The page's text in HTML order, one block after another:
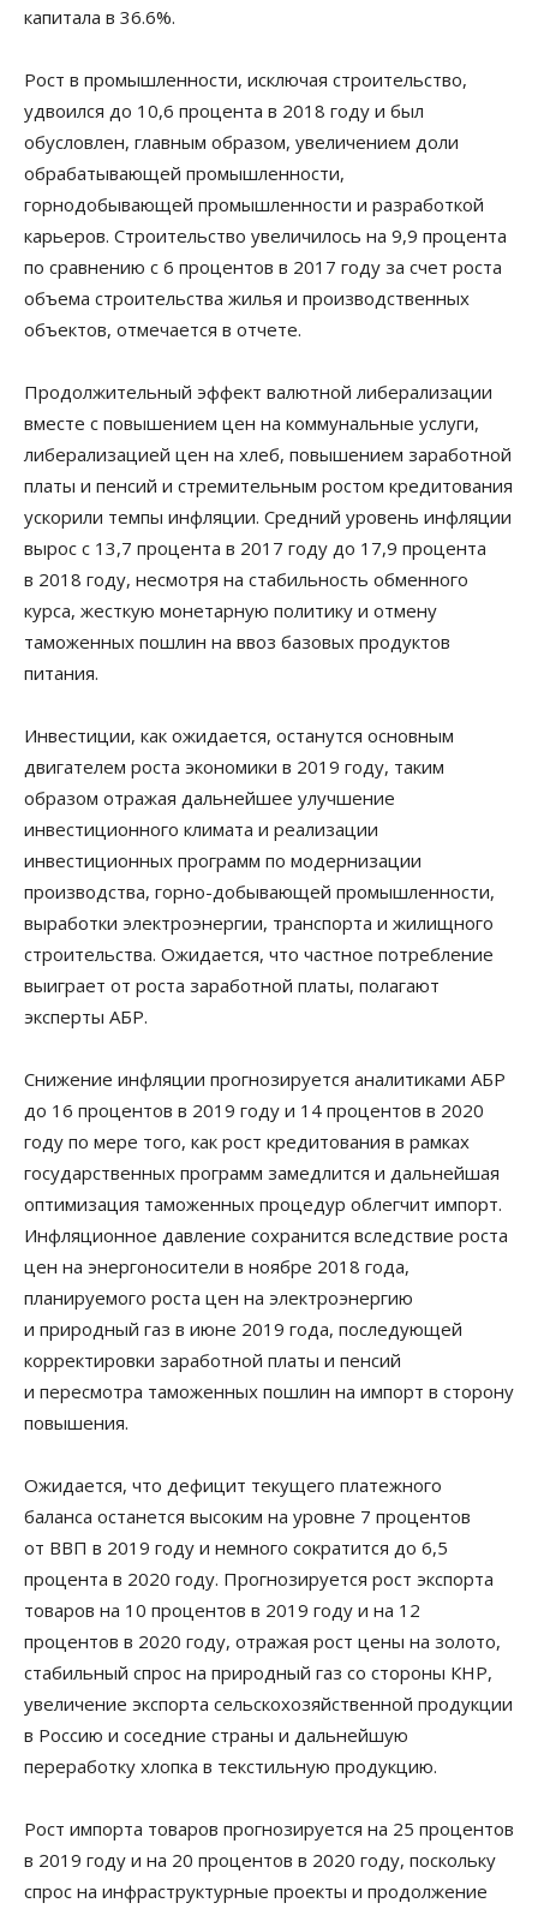
капитала в 36.6%.
Рост в промышленности, исключая строительство,
удвоился до 10,6 процента в 2018 году и был
обусловлен, главным образом, увеличением доли
обрабатывающей промышленности,
горнодобывающей промышленности и разработкой
карьеров. Строительство увеличилось на 9,9 процента
по сравнению с 6 процентов в 2017 году за счет роста
объема строительства жилья и производственных
объектов, отмечается в отчете.
Продолжительный эффект валютной либерализации
вместе с повышением цен на коммунальные услуги,
либерализацией цен на хлеб, повышением заработной
платы и пенсий и стремительным ростом кредитования
ускорили темпы инфляции. Средний уровень инфляции
вырос с 13,7 процента в 2017 году до 17,9 процента
в 2018 году, несмотря на стабильность обменного
курса, жесткую монетарную политику и отмену
таможенных пошлин на ввоз базовых продуктов
питания.
Инвестиции, как ожидается, останутся основным
двигателем роста экономики в 2019 году, таким
образом отражая дальнейшее улучшение
инвестиционного климата и реализации
инвестиционных программ по модернизации
производства, горно-добывающей промышленности,
выработки электроэнергии, транспорта и жилищного
строительства. Ожидается, что частное потребление
выиграет от роста заработной платы, полагают
эксперты АБР.
Снижение инфляции прогнозируется аналитиками АБР
до 16 процентов в 2019 году и 14 процентов в 2020
году по мере того, как рост кредитования в рамках
государственных программ замедлится и дальнейшая
оптимизация таможенных процедур облегчит импорт.
Инфляционное давление сохранится вследствие роста
цен на энергоносители в ноябре 2018 года,
планируемого роста цен на электроэнергию
и природный газ в июне 2019 года, последующей
корректировки заработной платы и пенсий
и пересмотра таможенных пошлин на импорт в сторону
повышения.
Ожидается, что дефицит текущего платежного
баланса останется высоким на уровне 7 процентов
от ВВП в 2019 году и немного сократится до 6,5
процента в 2020 году. Прогнозируется рост экспорта
товаров на 10 процентов в 2019 году и на 12
процентов в 2020 году, отражая рост цены на золото,
стабильный спрос на природный газ со стороны КНР,
увеличение экспорта сельскохозяйственной продукции
в Россию и соседние страны и дальнейшую
переработку хлопка в текстильную продукцию.
Рост импорта товаров прогнозируется на 25 процентов
в 2019 году и на 20 процентов в 2020 году, поскольку
спрос на инфраструктурные проекты и продолжение